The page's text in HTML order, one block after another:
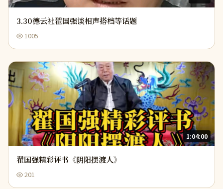
3.30德云社翟国强谈相声搭档等话题
1005
1:04:00
翟国强精彩评书《阴阳摆渡人》
201